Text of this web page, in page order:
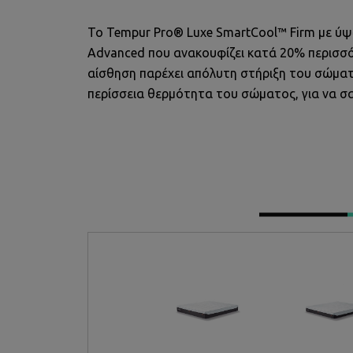
Το Tempur Pro® Luxe SmartCool™ Firm με
Advanced που ανακουφίζει κατά 20%
αίσθηση παρέχει απόλυτη στήριξη του
περίσσεια θερμότητα του σώματος, για να